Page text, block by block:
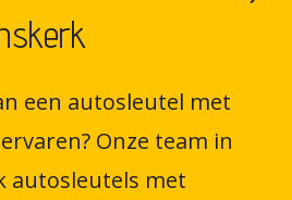
een autosleutel met
Onze team in
autosleutels met